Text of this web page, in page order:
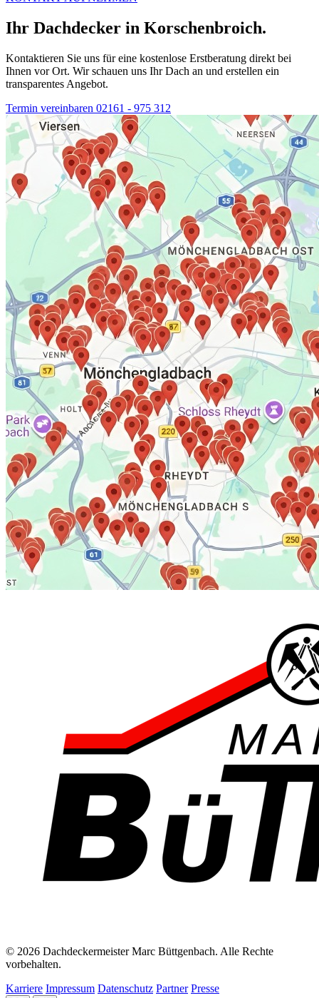
Ihr Dachdecker in Korschenbroich.
Kontaktieren Sie uns für eine kostenlose Erstberatung direkt bei
Ihnen vor Ort. Wir schauen uns Ihr Dach an und erstellen ein
transparentes Angebot.
Termin vereinbaren 02161 - 975 312
© 2026 Dachdeckermeister Marc Büttgenbach. Alle Rechte
vorbehalten.
Karriere Impressum Datenschutz Partner Presse